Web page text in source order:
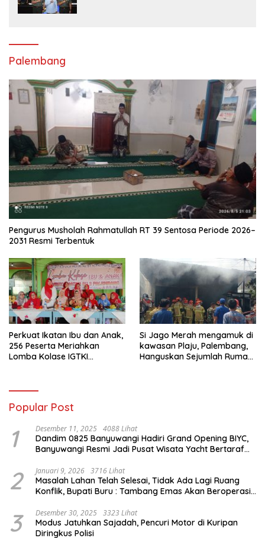
Palembang
Pengurus Musholah Rahmatullah RT 39 Sentosa Periode 2026–
2031 Resmi Terbentuk
Perkuat Ikatan Ibu dan Anak,
256 Peserta Meriahkan
Lomba Kolase IGTKI
Si Jago Merah mengamuk di
kawasan Plaju, Palembang,
Hanguskan Sejumlah Rumah
Popular Post
1 Desember 11, 2025 4088 Lihat
Dandim 0825 Banyuwangi Hadiri Grand Opening BIYC,
Banyuwangi Resmi Jadi Pusat Wisata Yacht Bertaraf
2 Januari 9, 2026 3716 Lihat
Masalah Lahan Telah Selesai, Tidak Ada Lagi Ruang
Konflik, Bupati Buru : Tambang Emas Akan Beroperasi
3 Desember 30, 2025 3323 Lihat
Modus Jatuhkan Sajadah, Pencuri Motor di Kuripan
Diringkus Polisi